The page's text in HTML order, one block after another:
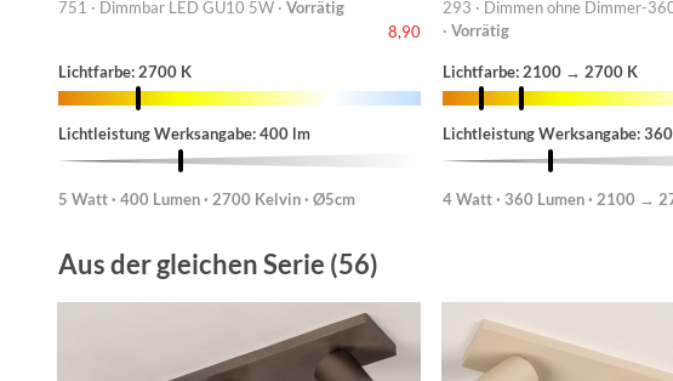
751 · Dimmbar LED GU10 5W · Vorrätig
8,90
Lichtfarbe: 2700 K
Lichtleistung Werksangabe: 400 lm
5 Watt · 400 Lumen · 2700 Kelvin · Ø5cm
293 · Dimmen ohne Dimmer-
· Vorrätig
Lichtfarbe: 2100 → 2700 K
Lichtleistung Werksangabe:
4 Watt · 360 Lumen · 2100 →
Aus der gleichen Serie (56)